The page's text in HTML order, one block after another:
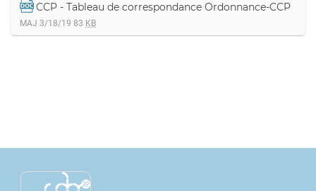
CCP - Tableau de correspondance Ordonnance-CCP
MAJ 3/18/19 83 KB